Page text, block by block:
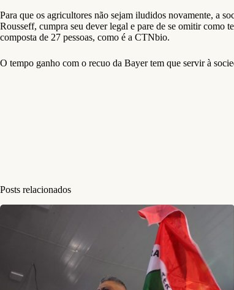
Para que os agricultores não sejam iludidos novamente, a
Rousseff, cumpra seu dever legal e pare de se omitir como
composta de 27 pessoas, como é a CTNbio.
O tempo ganho com o recuo da Bayer tem que servir à
Posts relacionados